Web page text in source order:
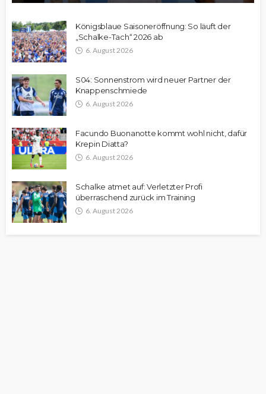
Königsblaue Saisoneröffnung: So läuft der
„Schalke-Tach“ 2026 ab
6. August 2026
S04: Sonnenstrom wird neuer Partner der
Knappenschmiede
6. August 2026
Facundo Buonanotte kommt wohl nicht, dafür
Krepin Diatta?
6. August 2026
Schalke atmet auf: Verletzter Profi
überraschend zurück im Training
6. August 2026